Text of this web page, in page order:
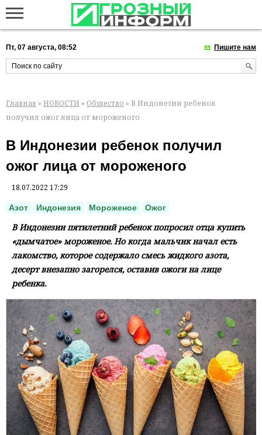
Пт, 07 августа, 08:52 Пишите нам
Главная » НОВОСТИ » Общество » В Индонезии ребенок
получил ожог лица от мороженого
В Индонезии ребенок получил
ожог лица от мороженого
18.07.2022 17:29
Азот Индонезия Мороженое Ожог
В Индонезии пятилетний ребенок попросил отца купить
«дымчатое» мороженое. Но когда мальчик начал есть
лакомство, которое содержало смесь жидкого азота,
десерт внезапно загорелся, оставив ожоги на лице
ребенка.